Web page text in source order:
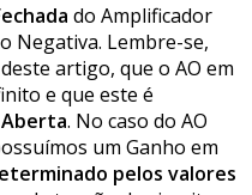
do Amplificador
Negativa. Lembre-se,
artigo, que o AO em
e que este é
Aberta. No caso do AO
um Ganho em
pelos valores